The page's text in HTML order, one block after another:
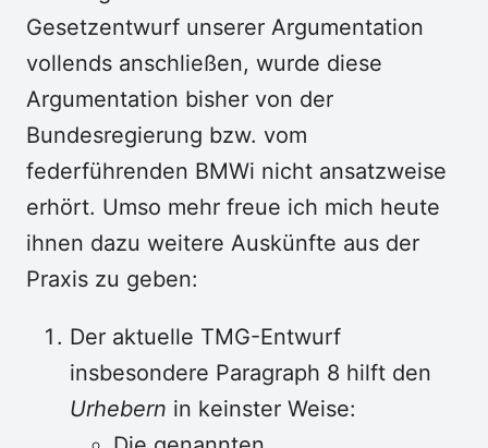
Gesetzentwurf unserer Argumentation
vollends anschließen, wurde diese
Argumentation bisher von der
Bundesregierung bzw. vom
federführenden BMWi nicht ansatzweise
erhört. Umso mehr freue ich mich heute
ihnen dazu weitere Auskünfte aus der
Praxis zu geben:
Der aktuelle TMG-Entwurf
insbesondere Paragraph 8 hilft den
Urhebern in keinster Weise: